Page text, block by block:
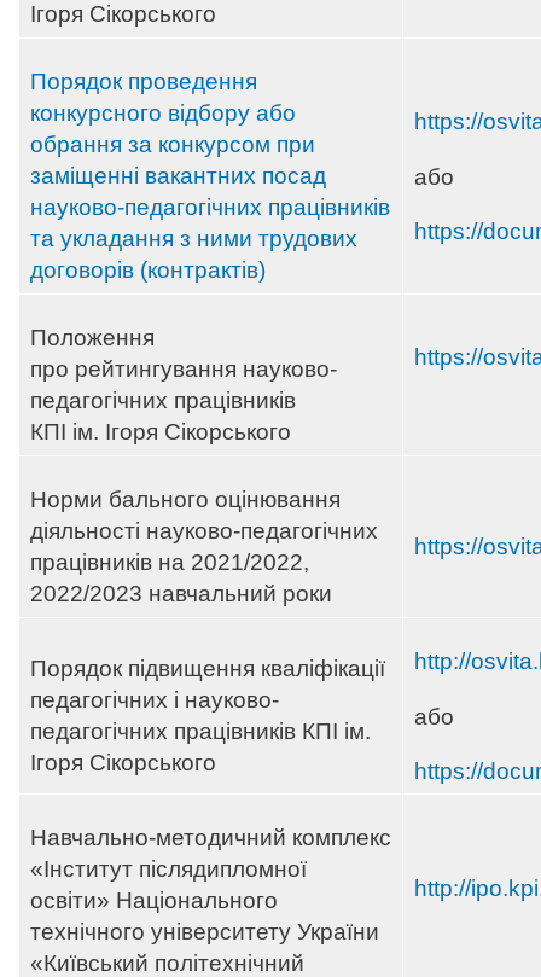
Ігоря Сікорського
Порядок проведення
конкурсного відбору або
обрання за конкурсом при
заміщенні вакантних посад
науково-педагогічних працівників
та укладання з ними трудових
договорів (контрактів)
https://
або
https://
Положення
про рейтингування науково-
педагогічних працівників
КПІ ім. Ігоря Сікорського
https://
Норми бального оцінювання
діяльності науково-педагогічних
працівників на 2021/2022,
2022/2023 навчальний роки
https://
Порядок підвищення кваліфікації
педагогічних і науково-
педагогічних працівників КПІ ім.
Ігоря Сікорського
http://
або
https://
Навчально-методичний комплекс
«Інститут післядипломної
освіти» Національного
технічного університету України
«Київський політехнічний
http://